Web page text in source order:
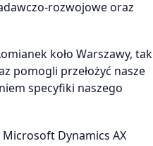
rozwojowe oraz
koło Warszawy, tak
pomogli przełożyć nasze
specyfiki naszego
Dynamics AX